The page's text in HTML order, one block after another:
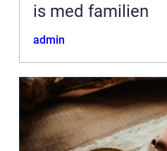
is med familien
admin